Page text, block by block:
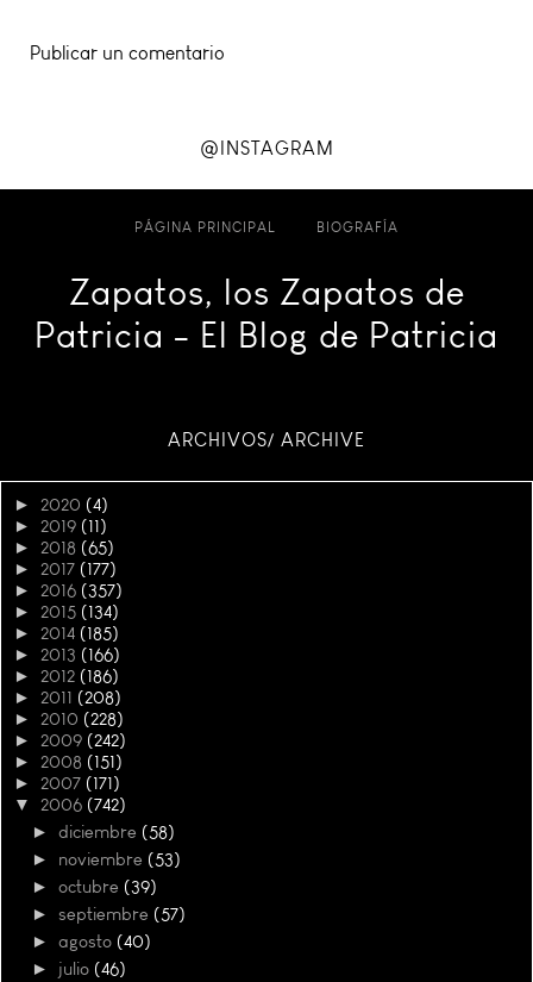
Publicar un comentario
@INSTAGRAM
PÁGINA PRINCIPAL BIOGRAFÍA
Zapatos, los Zapatos de
Patricia - El Blog de Patricia
ARCHIVOS/ ARCHIVE
► 2020 (4)
► 2019 (11)
► 2018 (65)
► 2017 (177)
► 2016 (357)
► 2015 (134)
► 2014 (185)
► 2013 (166)
► 2012 (186)
► 2011 (208)
► 2010 (228)
► 2009 (242)
► 2008 (151)
► 2007 (171)
▼ 2006 (742)
► diciembre (58)
► noviembre (53)
► octubre (39)
► septiembre (57)
► agosto (40)
► julio (46)